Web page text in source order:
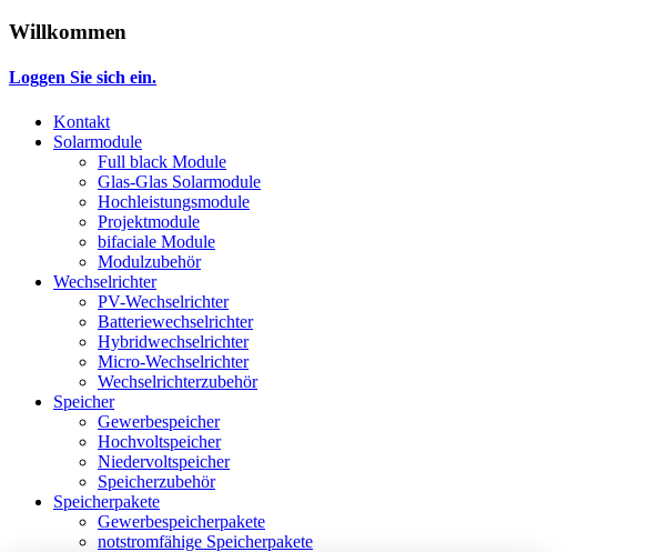
Willkommen
Loggen Sie sich ein.
Kontakt
Solarmodule
Full black Module
Glas-Glas Solarmodule
Hochleistungsmodule
Projektmodule
bifaciale Module
Modulzubehör
Wechselrichter
PV-Wechselrichter
Batteriewechselrichter
Hybridwechselrichter
Micro-Wechselrichter
Wechselrichterzubehör
Speicher
Gewerbespeicher
Hochvoltspeicher
Niedervoltspeicher
Speicherzubehör
Speicherpakete
Gewerbespeicherpakete
notstromfähige Speicherpakete